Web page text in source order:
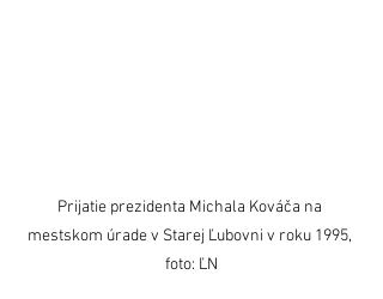
Prijatie prezidenta Michala Kováča na
mestskom úrade v Starej Ľubovni v roku 1995,
foto: ĽN